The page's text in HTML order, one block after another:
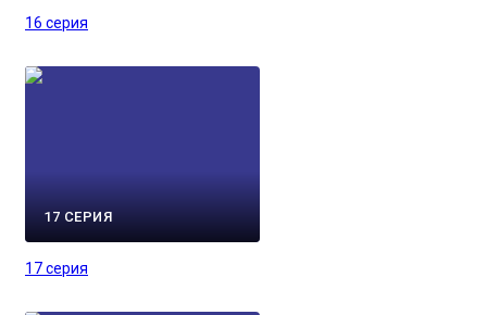
16 серия
17 СЕРИЯ
17 серия